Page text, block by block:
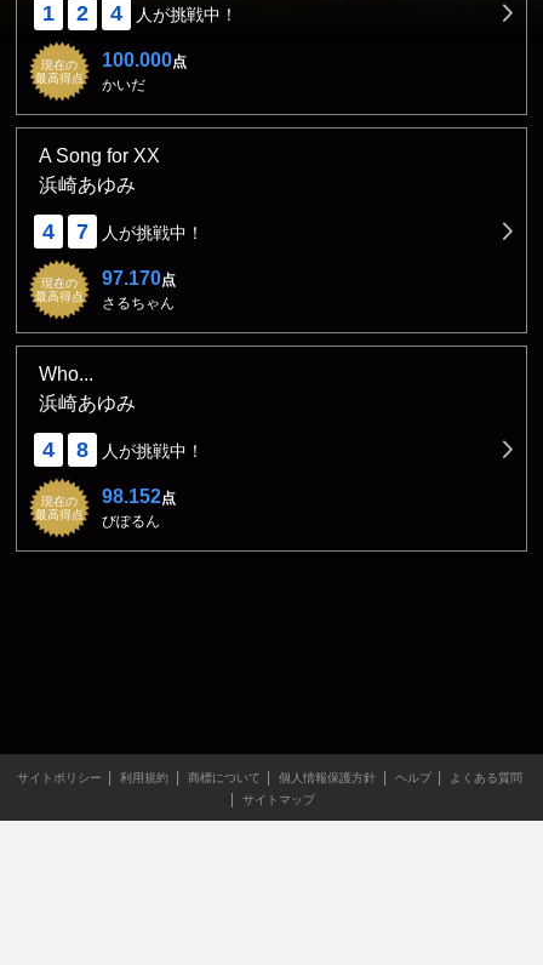
1 2 4 人が挑戦中！
現在の
最高得点
100.000点
かいだ
A Song for XX
浜崎あゆみ
4 7 人が挑戦中！
現在の
最高得点
97.170点
さるちゃん
Who...
浜崎あゆみ
4 8 人が挑戦中！
現在の
最高得点
98.152点
びぽるん
サイトポリシー 利用規約 商標について 個人情報保護方針 ヘルプ
よくある質問
サイトマップ